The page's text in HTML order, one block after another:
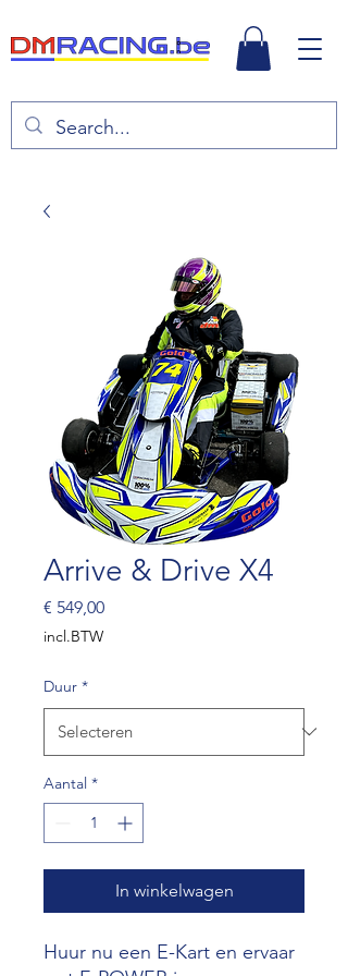
Arrive & Drive X4
€ 549,00Prijs
incl.BTW
Duur *
Aantal *
In winkelwagen
Huur nu een E-Kart en ervaar